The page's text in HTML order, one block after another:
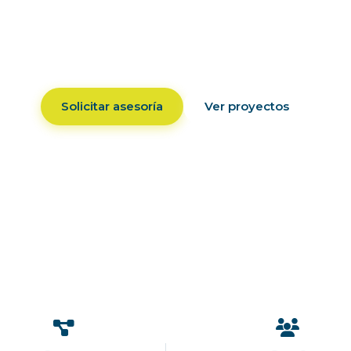
Solicitar asesoría Ver proyectos